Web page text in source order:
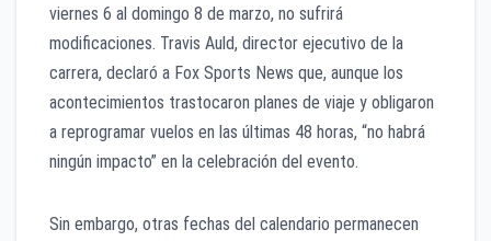
viernes 6 al domingo 8 de marzo, no sufrirá
modificaciones. Travis Auld, director ejecutivo de la
carrera, declaró a Fox Sports News que, aunque los
acontecimientos trastocaron planes de viaje y obligaron
a reprogramar vuelos en las últimas 48 horas, “no habrá
ningún impacto” en la celebración del evento.
Sin embargo, otras fechas del calendario permanecen